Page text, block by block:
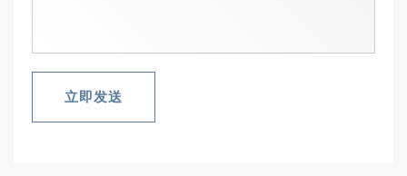
立即发送